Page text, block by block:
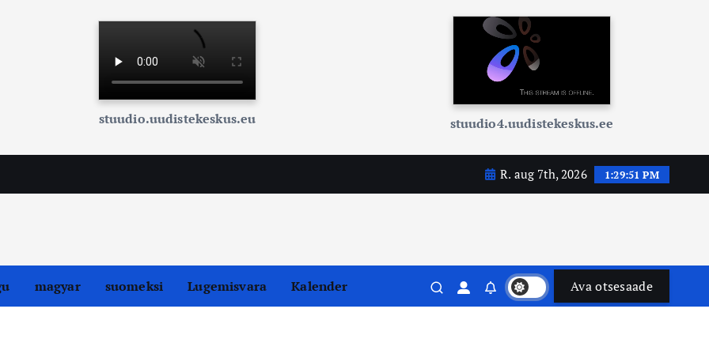
stuudio.uudistekeskus.eu stuudio4.uudistekeskus.ee
R. aug 7th, 2026 1:29:52 PM
magyar suomeksi Lugemisvara Kalender Ava otsesaade